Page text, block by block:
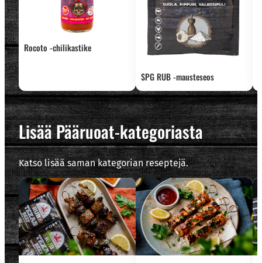
Rocoto -chilikastike
SPG RUB -mausteseos
Lisää Pääruoat-kategoriasta
Katso lisää saman kategorian reseptejä.